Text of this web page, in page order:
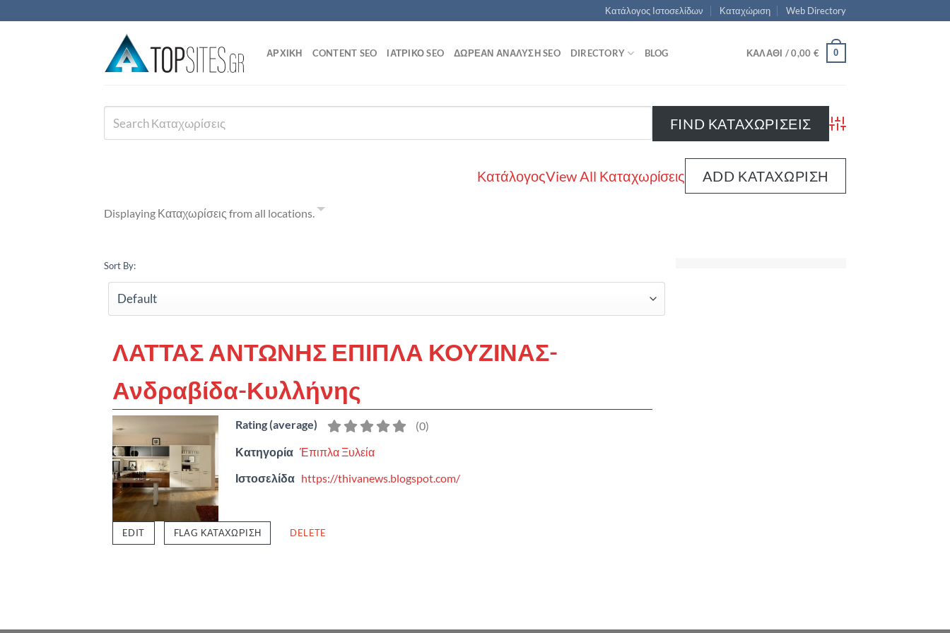
στο
Κατάλογος Ιστοσελίδων Καταχώριση Web Directory
ΑΡΧΙΚΗ CONTENT SEO ΙΑΤΡΙΚΌ SEO ΔΩΡΕΆΝ ΑΝΆΛΥΣΗ SEO DIRECTORY BLOG ΚΑΛΆΘΙ /0,00 € 0
Advanced Search
ΚατάλογοςView All Καταχωρίσεις ADD ΚΑΤΑΧΏΡΙΣΗ
Displaying Καταχωρίσεις from all locations.
Sort By:
ΛΑΤΤΑΣ ΑΝΤΩΝΗΣ ΕΠΙΠΛΑ ΚΟΥΖΙΝΑΣ-
Ανδραβίδα-Κυλλήνης
Rating (average) (0)
Κατηγορία Έπιπλα Ξυλεία
Ιστοσελίδα https://thivanews.blogspot.com/
EDIT FLAG ΚΑΤΑΧΏΡΙΣΗ DELETE